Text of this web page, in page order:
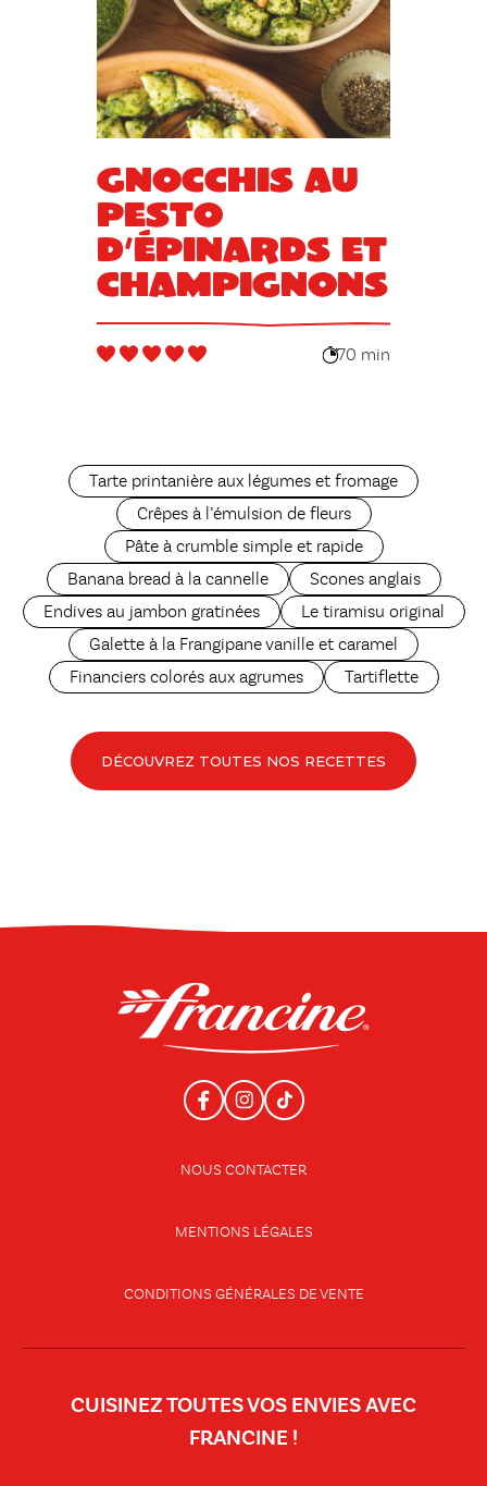
Gnocchis au
pesto
d’épinards et
champignons
70 min
Tarte printanière aux légumes et fromage
Crêpes à l’émulsion de fleurs
Pâte à crumble simple et rapide
Banana bread à la cannelle
Scones anglais
Endives au jambon gratinées
Le tiramisu original
Galette à la Frangipane vanille et caramel
Financiers colorés aux agrumes
Tartiflette
DÉCOUVREZ TOUTES NOS RECETTES
NOUS CONTACTER
MENTIONS LÉGALES
CONDITIONS GÉNÉRALES DE VENTE
CUISINEZ TOUTES VOS ENVIES AVEC
FRANCINE !